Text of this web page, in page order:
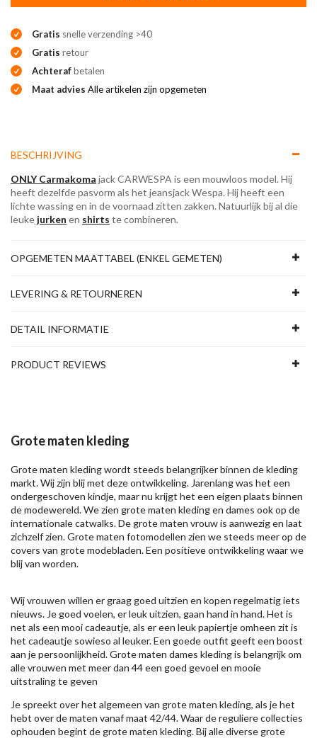
Gratis snelle verzending >40
Gratis retour
Achterafbetalen
Maat advies Alle artikelen zijn opgemeten
BESCHRIJVING
ONLY Carmakoma jack CARWESPA is een mouwloos model. Hij
heeft dezelfde pasvorm als het jeansjack Wespa. Hij heeft een
lichte wassing en in de voornaad zitten zakken. Natuurlijk bij al die
leuke jurken en shirts te combineren.
OPGEMETEN MAATTABEL (ENKEL GEMETEN)
LEVERING & RETOURNEREN
DETAIL INFORMATIE
PRODUCT REVIEWS
Grote maten kleding
Grote maten kleding wordt steeds belangrijker binnen de kleding
markt. Wij zijn blij met deze ontwikkeling. Jarenlang was het een
ondergeschoven kindje, maar nu krijgt het een eigen plaats binnen
de modewereld. We zien grote maten kleding en dames ook op de
internationale catwalks. De grote maten vrouw is aanwezig en laat
zichzelf zien. Grote maten fotomodellen zien we steeds meer op de
covers van grote modebladen. Een positieve ontwikkeling waar we
blij van worden.
Wij vrouwen willen er graag goed uitzien en kopen regelmatig iets
nieuws. Je goed voelen, er leuk uitzien, gaan hand in hand. Het is
net als een mooi cadeautje, als er een leuk papiertje omheen zit is
het cadeautje sowieso al leuker. Een goede outfit geeft een boost
aan je persoonlijkheid. Grote maten dames kleding is belangrijk om
alle vrouwen met meer dan 44 een goed gevoel en mooie
uitstraling te geven
Je spreekt over het algemeen van grote maten kleding, als je het
hebt over de maten vanaf maat 42/44. Waar de reguliere collecties
ophouden begint de grote maten kleding. Bij alle diverse grote